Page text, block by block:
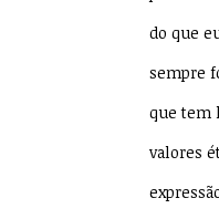
do que
sempre
que tem
valores